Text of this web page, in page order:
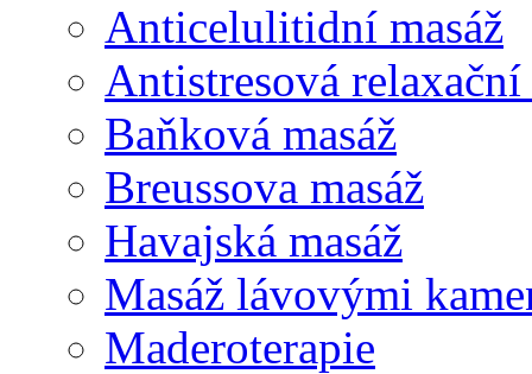
Anticelulitidní masáž
Antistresová
Baňková masáž
Breussova masáž
Havajská masáž
Masáž lávovými
Maderoterapie